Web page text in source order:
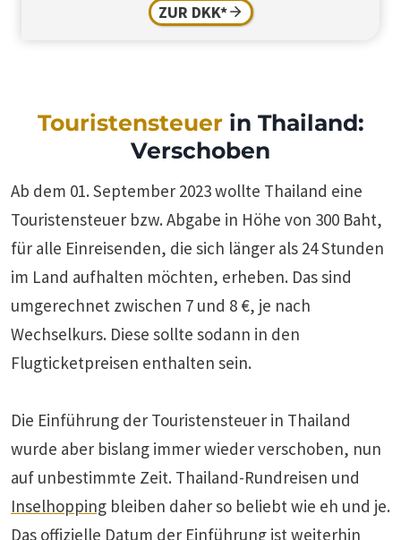
ZUR DKK*
Touristensteuer in Thailand:
Verschoben
Ab dem 01. September 2023 wollte Thailand eine
Touristensteuer bzw. Abgabe in Höhe von 300 Baht,
für alle Einreisenden, die sich länger als 24 Stunden
im Land aufhalten möchten, erheben. Das sind
umgerechnet zwischen 7 und 8 €, je nach
Wechselkurs. Diese sollte sodann in den
Flugticketpreisen enthalten sein.
Die Einführung der Touristensteuer in Thailand
wurde aber bislang immer wieder verschoben, nun
auf unbestimmte Zeit. Thailand-Rundreisen und
Inselhopping bleiben daher so beliebt wie eh und je.
Das offizielle Datum der Einführung ist weiterhin